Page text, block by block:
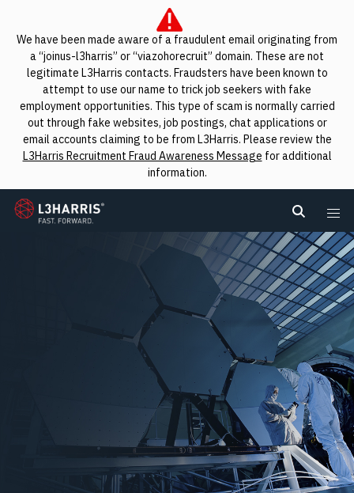
We have been made aware of a fraudulent email originating from
a “joinus-l3harris” or “viazohorecruit” domain. These are not
legitimate L3Harris contacts. Fraudsters have been known to
attempt to use our name to trick job seekers with fake
employment opportunities. This type of scam is normally carried
out through fake websites, job postings, chat applications or
email accounts claiming to be from L3Harris. Please review the
L3Harris Recruitment Fraud Awareness Message for additional
information.
L3Harris
Search